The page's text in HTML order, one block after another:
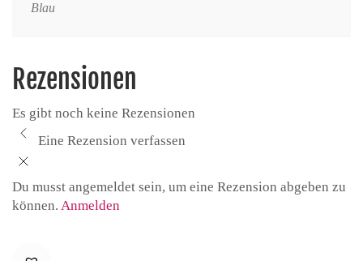
Blau
Rezensionen
Es gibt noch keine Rezensionen
Eine Rezension verfassen
Du musst angemeldet sein, um eine Rezension abgeben zu
können. Anmelden